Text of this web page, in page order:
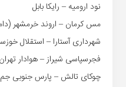
نود ارومیه – رایکا بابل
مس کرمان – اروند خرمشهر
شهرداری آستارا – استقلال
فجرسپاسی شیراز – هوادار تهران
چوکای تالش – پارس جنوبی جم